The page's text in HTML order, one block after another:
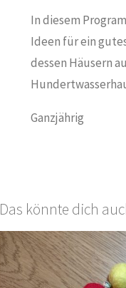
In diesem
Ideen für ein
dessen Häusern
Ganzjährig
Das könnte dich